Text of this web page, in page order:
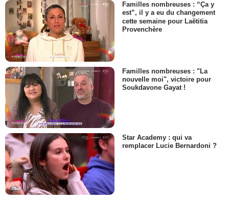
Familles nombreuses : “Ça y
est”, il y a eu du changement
cette semaine pour Laëtitia
Provenchère
Familles nombreuses : "La
nouvelle moi", victoire pour
Soukdavone Gayat !
Star Academy : qui va
remplacer Lucie Bernardoni ?